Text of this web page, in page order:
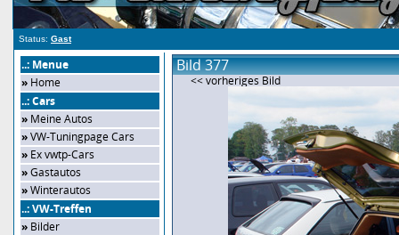
Status: Gast
..: Menue
» Home
..: Cars
» Meine Autos
»VW-Tuningpage Cars
» Ex vwtp-Cars
»Gastautos
»Winterautos
..: VW-Treffen
» Bilder
Bild 377
<< vorheriges Bild